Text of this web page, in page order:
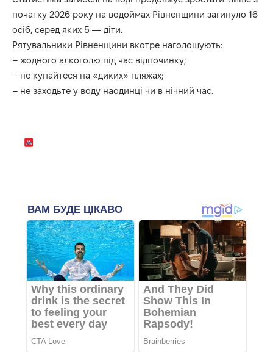
початку 2026 року на водоймах Рівненщини загинуло 16
осіб, серед яких 5 — діти.
Рятувальники Рівненщини вкотре наголошують:
– жодного алкоголю під час відпочинку;
– не купайтеся на «диких» пляжах;
– не заходьте у воду наодинці чи в нічний час.